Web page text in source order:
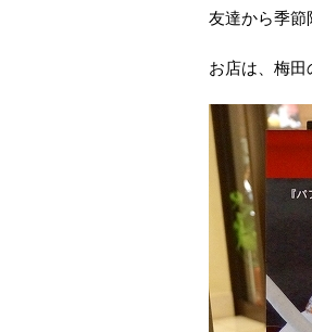
友達から季節
お店は、梅田